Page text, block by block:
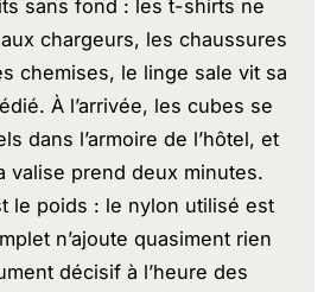
sans fond : les t-shirts ne
chargeurs, les chaussures
chemises, le linge sale vit sa
À l’arrivée, les cubes se
dans l’armoire de l’hôtel, et
valise prend deux minutes.
le poids : le nylon utilisé est
n’ajoute quasiment rien
décisif à l’heure des